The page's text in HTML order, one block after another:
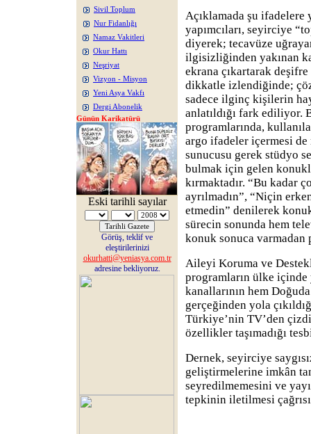
Sivil Toplum
Nur Fidanlığı
Namaz Vakitleri
Okur Hattı
Neşriyat
Vizyon - Misyon
Yeni Asya Vakfı
Dergi Abonelik
Günün Karikatürü
Eski tarihli sayılar
Görüş, teklif ve
eleştirilerinizi
okurhatti@yeniasya.com.tr
adresine bekliyoruz.
Açıklamada şu
yapımcıları, seyirciye
diyerek; tecavüze
ilgisizliğinden yakınan
ekrana çıkartarak
dikkatle izlendiğinde;
sadece ilginç kişilerin
anlatıldığı fark ediliyor.
programlarında,
argo ifadeler içermesi de
sunucusu gerek stüdyo
bulmak için gelen
kırmaktadır. “Bu kadar
ayrılmadın”, “Niçin
etmedin” denilerek
sürecin sonunda hem
konuk sonuca varmadan
Aileyi Koruma ve
programların ülke içinde
kanallarının hem
gerçeğinden yola
Türkiye’nin TV’den
özellikler taşımadığı
Dernek, seyirciye
geliştirmelerine imkân
seyredilmemesini ve
tepkinin iletilmesi